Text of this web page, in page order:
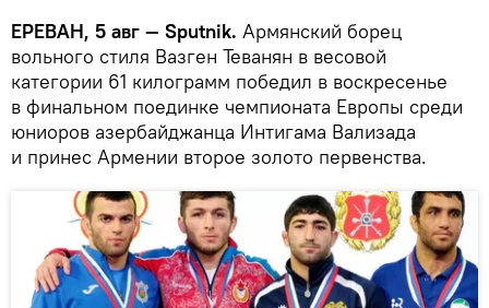
ЕРЕВАН, 5 авг — Sputnik. Армянский борец
вольного стиля Вазген Теванян в весовой
категории 61 килограмм победил в воскресенье
в финальном поединке чемпионата Европы среди
юниоров азербайджанца Интигама Вализада
и принес Армении второе золото первенства.